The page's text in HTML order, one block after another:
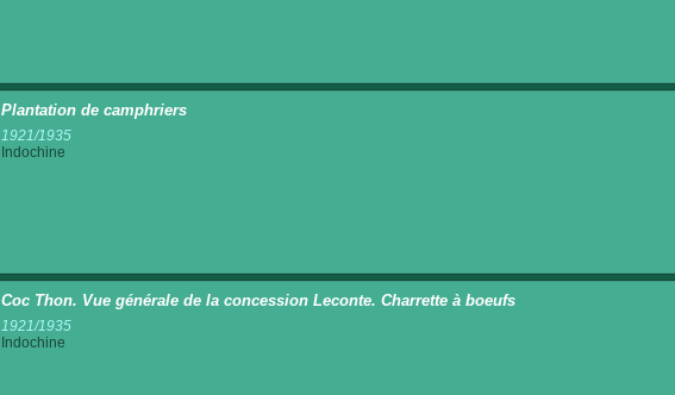
Plantation de camphriers
1921/1935
Indochine
Coc Thon. Vue générale de la concession Leconte. Charrette à boeufs
1921/1935
Indochine